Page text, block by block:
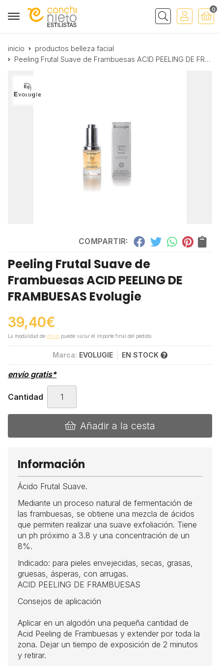
Buscar
0
inicio
productos belleza facial
Peeling Frutal Suave de Frambuesas ACID PEELING DE FRAMBUESAS Evolugie
COMPARTIR:
Peeling Frutal Suave de
Frambuesas ACID PEELING DE
FRAMBUESAS Evolugie
39,40€
La modalidad de envío puede variar el importe final del pedido.
Marca: EVOLUGIE EN STOCK
envío gratis*
Cantidad
Añadir a la cesta
Información
Ácido Frutal Suave.
Mediante un proceso natural de fermentación de
las frambuesas, se obtiene una mezcla de ácidos
que permiten realizar una suave exfoliación. Tiene
un ph próximo a 3.8 y una concentración de un
8%.
Indicado: para pieles envejecidas, secas, grasas,
gruesas, ásperas, con arrugas.
ACID PEELING DE FRAMBUESAS
Consejos de aplicación
Aplicar en un algodón una pequeña cantidad de
Acid Peeling de Frambuesas y extender por toda la
zona. Dejar un tiempo de exposición de 2 minutos
y retirar.